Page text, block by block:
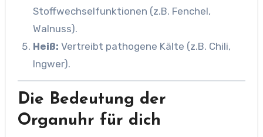
Stoffwechselfunktionen (z.B. Fenchel,
Walnuss).
Heiß: Vertreibt pathogene Kälte (z.B. Chili,
Ingwer).
Die Bedeutung der
Organuhr für dich